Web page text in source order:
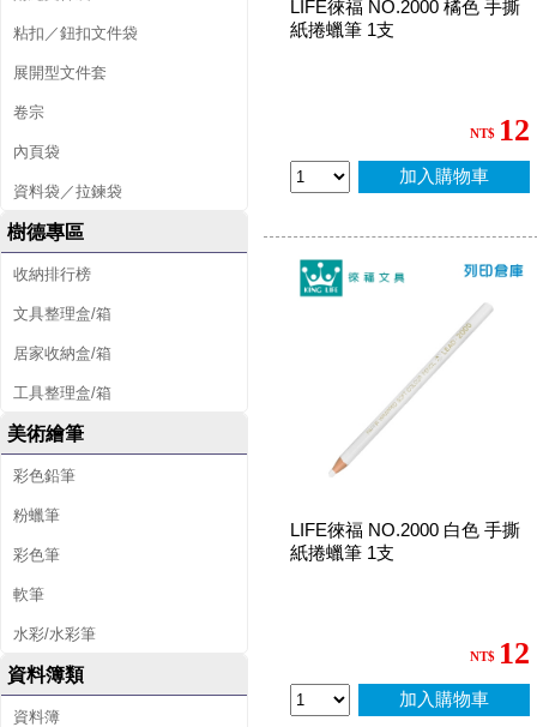
粘扣／鈕扣文件袋
展開型文件套
卷宗
內頁袋
資料袋／拉鍊袋
樹德專區
收納排行榜
文具整理盒/箱
居家收納盒/箱
工具整理盒/箱
美術繪筆
彩色鉛筆
粉蠟筆
彩色筆
軟筆
水彩/水彩筆
資料簿類
資料簿
LIFE徠福 NO.2000 橘色 手撕
紙捲蠟筆 1支
NT$ 12
加入購物車
LIFE徠福 NO.2000 白色 手撕
紙捲蠟筆 1支
NT$ 12
加入購物車